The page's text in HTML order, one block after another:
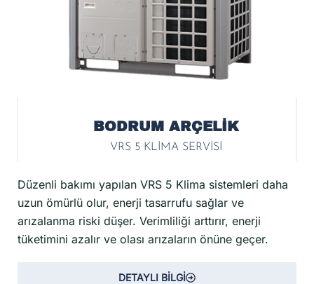
BODRUM ARÇELİK
VRS 5 KLİMA SERVİSİ
Düzenli bakımı yapılan VRS 5 Klima sistemleri daha
uzun ömürlü olur, enerji tasarrufu sağlar ve
arızalanma riski düşer. Verimliliği arttırır, enerji
tüketimini azalır ve olası arızaların önüne geçer.
DETAYLI BİLGİ